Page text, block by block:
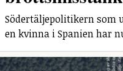
Södertäljepolitikern
en kvinna i Spanien har